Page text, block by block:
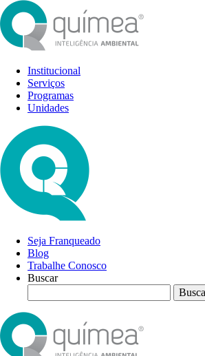
Institucional
Serviços
Programas
Unidades
Seja Franqueado
Blog
Trabalhe Conosco
Buscar